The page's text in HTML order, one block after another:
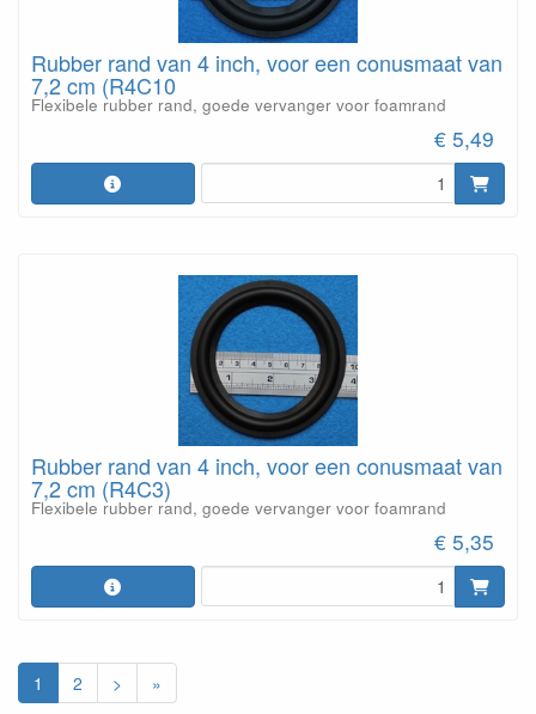
Rubber rand van 4 inch, voor een conusmaat van
7,2 cm (R4C10
Flexibele rubber rand, goede vervanger voor foamrand
€ 5,49
Rubber rand van 4 inch, voor een conusmaat van
7,2 cm (R4C3)
Flexibele rubber rand, goede vervanger voor foamrand
€ 5,35
1 2 > »